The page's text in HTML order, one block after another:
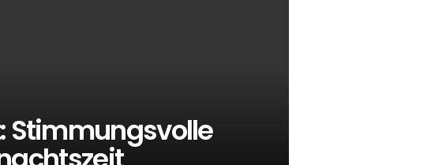
Stimmungsvolle